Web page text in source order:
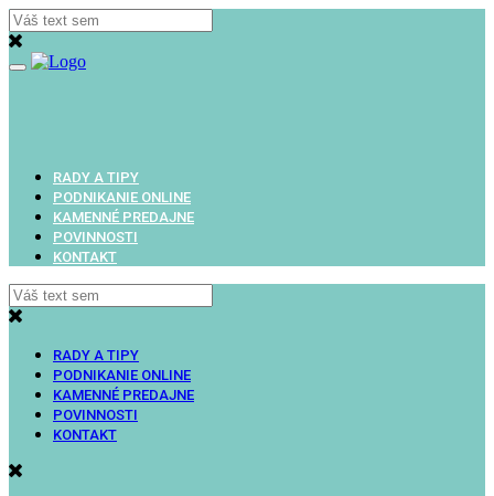
Toggle
RADY A TIPY
PODNIKANIE ONLINE
KAMENNÉ PREDAJNE
POVINNOSTI
KONTAKT
RADY A TIPY
PODNIKANIE ONLINE
KAMENNÉ PREDAJNE
POVINNOSTI
KONTAKT